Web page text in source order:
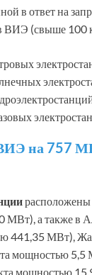
в ответ на
ВИЭ (свыше
на 757
МВт), а также в
441,35 МВт),
мощностью
мощностью